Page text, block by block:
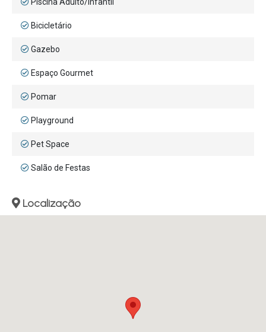
Bicicletário
Gazebo
Espaço Gourmet
Pomar
Playground
Pet Space
Salão de Festas
Localização